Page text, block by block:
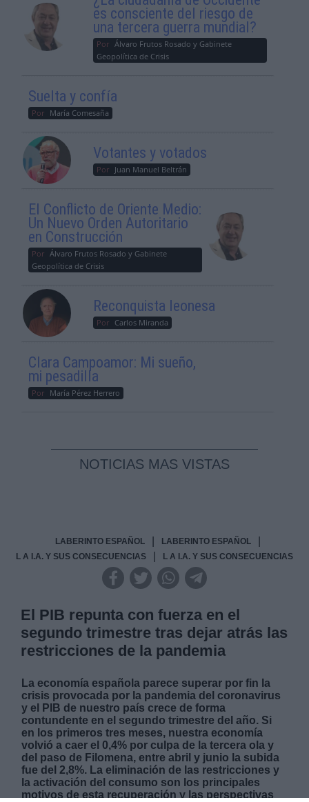
es consciente del riesgo de
una tercera guerra mundial?
Por Álvaro Frutos Rosado y Gabinete
Geopolítica de Crisis
Suelta y confía
Por María Comesaña
Votantes y votados
Por Juan Manuel Beltrán
El Conflicto de Oriente Medio:
Un Nuevo Orden Autoritario
en Construcción
Por Álvaro Frutos Rosado y Gabinete
Geopolítica de Crisis
Reconquista leonesa
Por Carlos Miranda
Clara Campoamor: Mi sueño,
mi pesadilla
Por María Pérez Herrero
NOTICIAS MAS VISTAS
LABERINTO ESPAÑOL LABERINTO ESPAÑOL
L A I.A. Y SUS CONSECUENCIAS L A I.A. Y SUS CONSECUENCIAS
El PIB repunta con fuerza en el
segundo trimestre tras dejar atrás las
restricciones de la pandemia
La economía española parece superar por fin la
crisis provocada por la pandemia del coronavirus
y el PIB de nuestro país crece de forma
contundente en el segundo trimestre del año. Si
en los primeros tres meses, nuestra economía
volvió a caer el 0,4% por culpa de la tercera ola y
del paso de Filomena, entre abril y junio la subida
fue del 2,8%. La eliminación de las restricciones y
la activación del consumo son los principales
motivos de esta recuperación y las perspectivas